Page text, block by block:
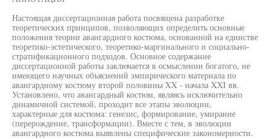
Настоящая диссертационная работа посвящена разработке
теоретических принципов, позволяющих определить основные
положения теории авангардного костюма, основанной на единстве
теоретико-эстетического, теоретико-маргинального и социально-
стратификационного подходов. Основное содержание
диссертационной работы заключается в осмыслении богатого, не
имеющего научных объяснений эмпирического материала по
авангардному костюму второй половины XX - начала XXI вв.
Установлено, что авангардный костюм, являясь исключительно
динамичной системой, проходит все этапы эволюции,
характерные для костюма: генезис, формирование, умирание
(перерождение, трансформации). Вместе с тем, в эволюции
авангардного костюма выявлены специфические закономерности.